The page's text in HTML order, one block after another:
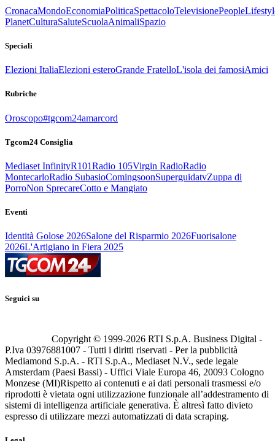
CronacaMondoEconomiaPoliticaSpettacoloTelevisionePeople
PlanetCulturaSaluteScuolaAnimaliSpazio
Speciali
Elezioni ItaliaElezioni esteroGrande FratelloL'isola dei famosiAmici
Rubriche
Oroscopo#tgcom24amarcord
Tgcom24 Consiglia
Mediaset InfinityR101Radio 105Virgin RadioRadio
MontecarloRadio SubasioComingsoonSuperguidatvZuppa di
PorroNon SprecareCotto e Mangiato
Eventi
Identità Golose 2026Salone del Risparmio 2026Fuorisalone
2026L'Artigiano in Fiera 2025
Seguici su
Copyright © 1999-2026 RTI S.p.A. Business Digital -
P.Iva 03976881007 - Tutti i diritti riservati - Per la pubblicità
Mediamond S.p.A. - RTI S.p.A., Mediaset N.V., sede legale
Amsterdam (Paesi Bassi) - Uffici Viale Europa 46, 20093 Cologno
Monzese (MI)Rispetto ai contenuti e ai dati personali trasmessi e/o
riprodotti è vietata ogni utilizzazione funzionale all’addestramento di
sistemi di intelligenza artificiale generativa. È altresì fatto divieto
espresso di utilizzare mezzi automatizzati di data scraping.